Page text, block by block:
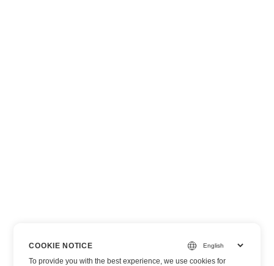
COOKIE NOTICE
To provide you with the best experience, we use cookies for